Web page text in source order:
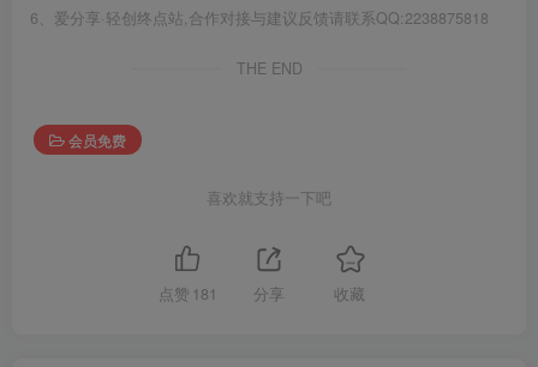
6、爱分享·轻创终点站,合作对接与建议反馈请联系QQ:2238875818
THE END
会员免费
喜欢就支持一下吧
点赞 181 分享 收藏